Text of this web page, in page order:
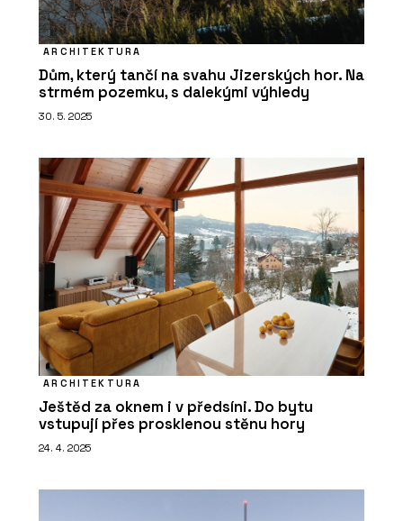
ARCHITEKTURA
Dům, který tančí na svahu Jizerských hor. Na
strmém pozemku, s dalekými výhledy
30. 5. 2025
ARCHITEKTURA
Ještěd za oknem i v předsíni. Do bytu
vstupují přes prosklenou stěnu hory
24. 4. 2025